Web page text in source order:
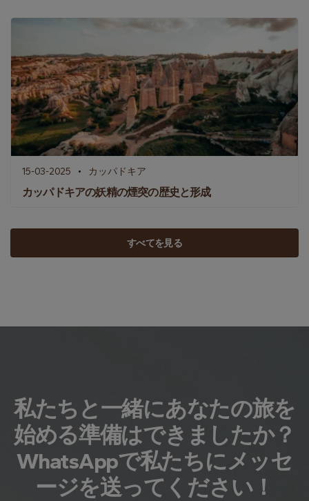
15-03-2025 カッパドキア
カッパドキアの妖精の煙突の歴史と形成
すべてを見る
私たちと一緒にあなたの旅を
始める準備はできましたか？
WhatsAppで私たちにメッセ
ージを送ってください！